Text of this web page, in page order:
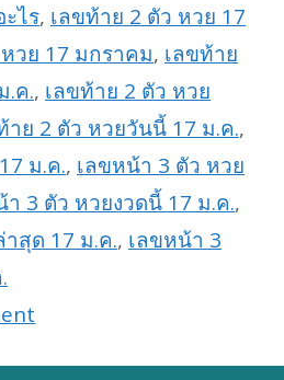
ไร, เลขท้าย 2 ตัว หวย 17
วย 17 มกราคม, เลขท้าย
.ค., เลขท้าย 2 ตัว หวย
าย 2 ตัว หวยวันนี้ 17 ม.ค.,
ม.ค., เลขหน้า 3 ตัว หวย
า 3 ตัว หวยงวดนี้ 17 ม.ค.,
สุด 17 ม.ค., เลขหน้า 3